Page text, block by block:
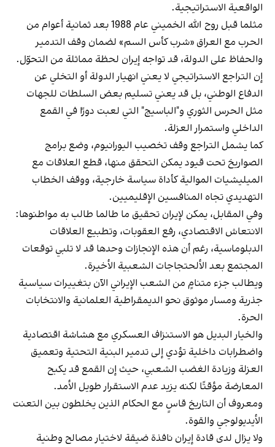
الواقعية الاستراتيجية.
مثلما قبل روح الله الخميني عام 1988 بعد ثمانية أعوام من
الحرب مع العراق «شرب كأس السم» لضمان وقف التدمير
والحفاظ على الدولة، قد تواجه إيران لحظة مماثلة من التحوّل.
إن التراجع الاستراتيجي لا يعني انهيار الدولة أو التخلي عن
الدفاع الوطني، بل قد يعني تسليم بعض السلطات للجهات
مثل الحرس الثوري و"الباسيج" التي لعبت دورًا في القمع
الداخلي واستمرار العزلة.
كما يشمل التراجع وقف تخصيب اليورانيوم، وضع برامج
الصواريخ تحت قيود يمكن التحقق منها، قطع العلاقات مع
الميليشيات الموالية كأداة سياسة خارجية، ووقف الخطاب
التهديدي تجاه المنافسين الإقليميين.
وفي المقابل، يمكن لإيران تحقيق ما طالما طالب به مواطنوها:
الانتعاش الاقتصادي، رفع العقوبات، وتطبيع العلاقات
الدبلوماسية، رغم أن هذه الإنجازات وحدها قد لا تلبي توقعات
المجتمع بعد الألحتجاجات الشعبية الأخيرة.
ويطالب جزء متنامٍ من الشعب الإيراني الآن بتغييرات سياسية
جذرية ومسار موثوق نحو الديمقراطية العلمانية والانتخابات
الحرة.
والخيار البديل هو الاستنزاف العسكري مع هشاشة اقتصادية
واضطرابات داخلية تؤدي إلى تدمير البنية التحتية وتعميق
العزلة وزيادة الغضب الشعبي، حيث إن القمع قد يكبح
المعارضة مؤقتًا لكنه يزيد عدم الاستقرار طويل الأمد.
ومعروف أن التاريخ قاسٍ مع الحكام الذين يخلطون بين التعنت
الأيديولوجي والقوة.
ولا يزال لدى قادة إيران نافذة ضيقة لاختيار مصالح وطنية